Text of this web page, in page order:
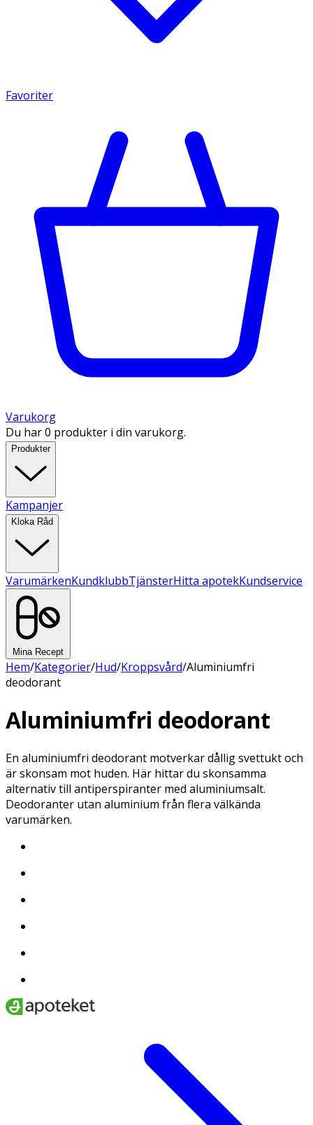
Favoriter
Varukorg
Du har 0 produkter i din varukorg.
Produkter
Kampanjer
Kloka Råd
VarumärkenKundklubbTjänsterHitta apotekKundservice
Mina Recept
Hem/Kategorier/Hud/Kroppsvård/Aluminiumfri
deodorant
Aluminiumfri deodorant
En aluminiumfri deodorant motverkar dållig svettukt och
är skonsam mot huden. Här hittar du skonsamma
alternativ till antiperspiranter med aluminiumsalt.
Deodoranter utan aluminium från flera välkända
varumärken.